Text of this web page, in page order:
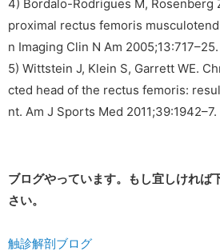
4) Bordalo-Rodrigues M, Rosenberg
proximal rectus femoris
n Imaging Clin N Am 2005;13:717–25.
5) Wittstein J, Klein S, Garrett WE.
cted head of the rectus femoris:
nt. Am J Sports Med 2011;39:1942–7.
ブログやっています。もし宜しければ
さい。
触診解剖ブログ